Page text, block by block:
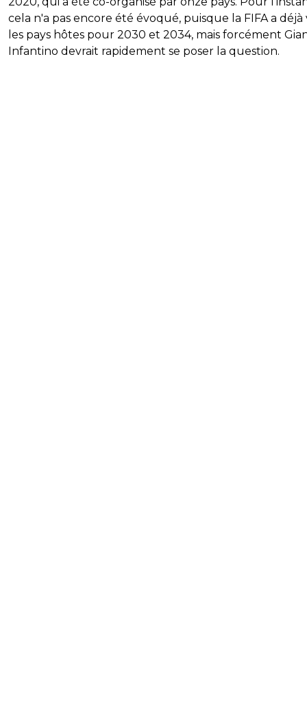
cela n'a pas encore été évoqué, puisque la FIFA a déjà
les pays hôtes pour 2030 et 2034, mais forcément
Infantino devrait rapidement se poser la question.